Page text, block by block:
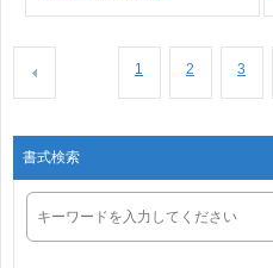
1 2 3
書式検索